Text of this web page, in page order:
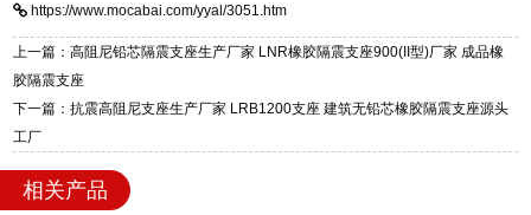
质、检测报告完备，提供选型、深化、供货、安
装指导全套服务，厂址衡水高新区北方工业基地
https://www.mocabai.com/yyal/3051.htm
上一篇：高阻尼铅芯隔震支座生产厂家 LNR橡胶隔震支座900(II型)厂家 成品橡
胶隔震支座
下一篇：抗震高阻尼支座生产厂家 LRB1200支座 建筑无铅芯橡胶隔震支座源头
工厂
相关产品